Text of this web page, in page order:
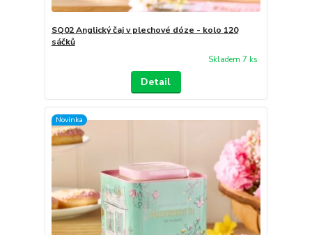
SQ02 Anglický čaj v plechové dóze - kolo 120
sáčků
Skladem 7 ks
Detail
Novinka